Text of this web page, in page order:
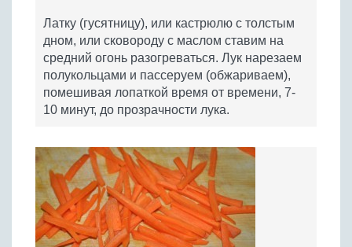
Латку (гусятницу), или кастрюлю с толстым
дном, или сковороду с маслом ставим на
средний огонь разогреваться. Лук нарезаем
полукольцами и пассеруем (обжариваем),
помешивая лопаткой время от времени, 7-
10 минут, до прозрачности лука.